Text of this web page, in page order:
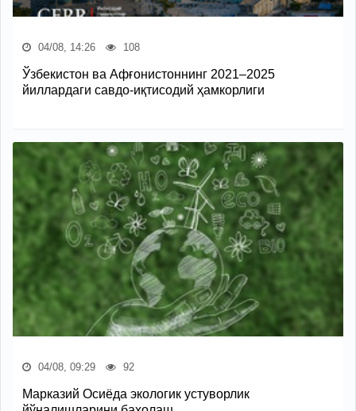
04/08, 14:26 108
Ўзбекистон ва Афғонистоннинг 2021–2025
йиллардаги савдо-иқтисодий ҳамкорлиги
04/08, 09:29 92
Марказий Осиёда экологик устуворлик